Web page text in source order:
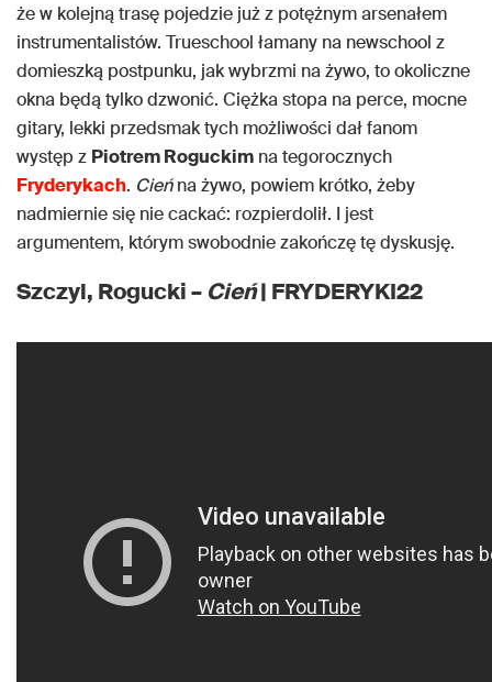
że w kolejną trasę pojedzie już z potężnym arsenałem
instrumentalistów. Trueschool łamany na newschool z
domieszką postpunku, jak wybrzmi na żywo, to okoliczne
okna będą tylko dzwonić. Ciężka stopa na perce, mocne
gitary, lekki przedsmak tych możliwości dał fanom
występ z Piotrem Roguckim na tegorocznych
Fryderykach. Cieńna żywo, powiem krótko, żeby
nadmiernie się nie cackać: rozpierdolił. I jest
argumentem, którym swobodnie zakończę tę dyskusję.
Szczyl, Rogucki – Cień| FRYDERYKI22